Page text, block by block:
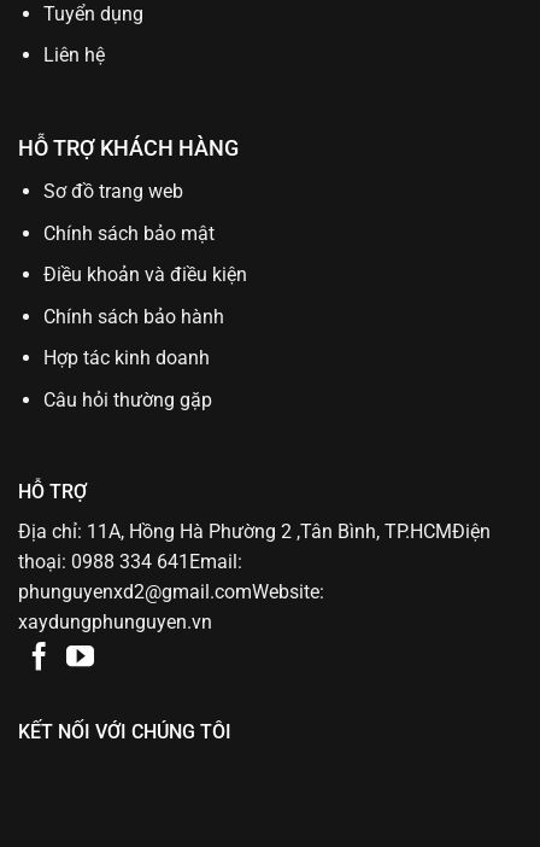
Tuyển dụng
Liên hệ
HỖ TRỢ KHÁCH HÀNG
Sơ đồ trang web
Chính sách bảo mật
Điều khoản và điều kiện
Chính sách bảo hành
Hợp tác kinh doanh
Câu hỏi thường gặp
HỖ TRỢ
Địa chỉ: 11A, Hồng Hà Phường 2 ,Tân Bình, TP.HCMĐiện
thoại: 0988 334 641Email:
phunguyenxd2@gmail.comWebsite:
xaydungphunguyen.vn
KẾT NỐI VỚI CHÚNG TÔI